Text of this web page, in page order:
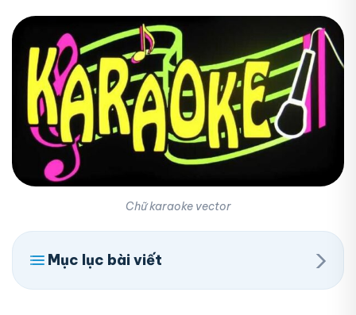
Chữ karaoke vector
Mục lục bài viết ›